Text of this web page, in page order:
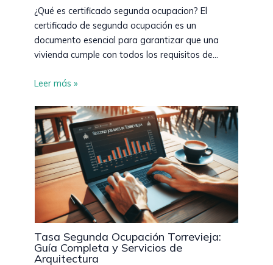
¿Qué es certificado segunda ocupacion? El
certificado de segunda ocupación es un
documento esencial para garantizar que una
vivienda cumple con todos los requisitos de…
Leer más »
Tasa Segunda Ocupación Torrevieja:
Guía Completa y Servicios de
Arquitectura